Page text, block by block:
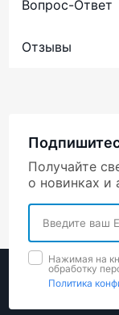
Вопрос-Ответ
Отзывы
Получайте
о новинках и
Нажимая на
обработку
Политика